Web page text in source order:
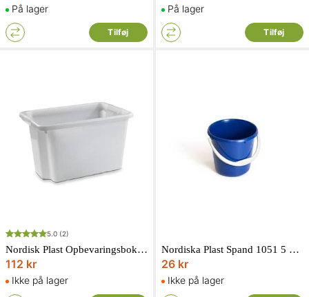
På lager
Tilføj
På lager
Tilføj
5.0 (2)
Nordisk Plast Opbevaringsboks/Vildtbakke 55L
112 kr
Ikke på lager
Nordiska Plast Spand 1051 5 L Blå
26 kr
Ikke på lager